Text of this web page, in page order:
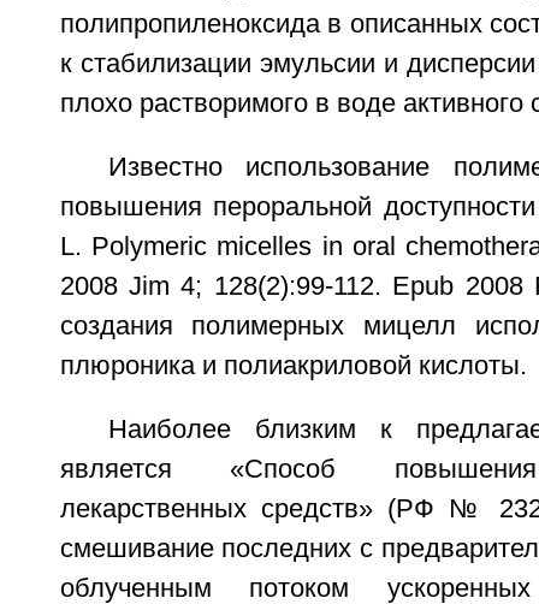
полипропиленоксида в описанных
к стабилизации эмульсии и
плохо растворимого в воде активного
Известно использование
повышения пероральной
L. Polymeric micelles in oral
2008 Jim 4; 128(2):99-112. Epub
создания полимерных мицелл
плюроника и полиакриловой кислоты.
Наиболее близким к
является «Способ повышения
лекарственных средств» (РФ №
смешивание последних с
облученным потоком